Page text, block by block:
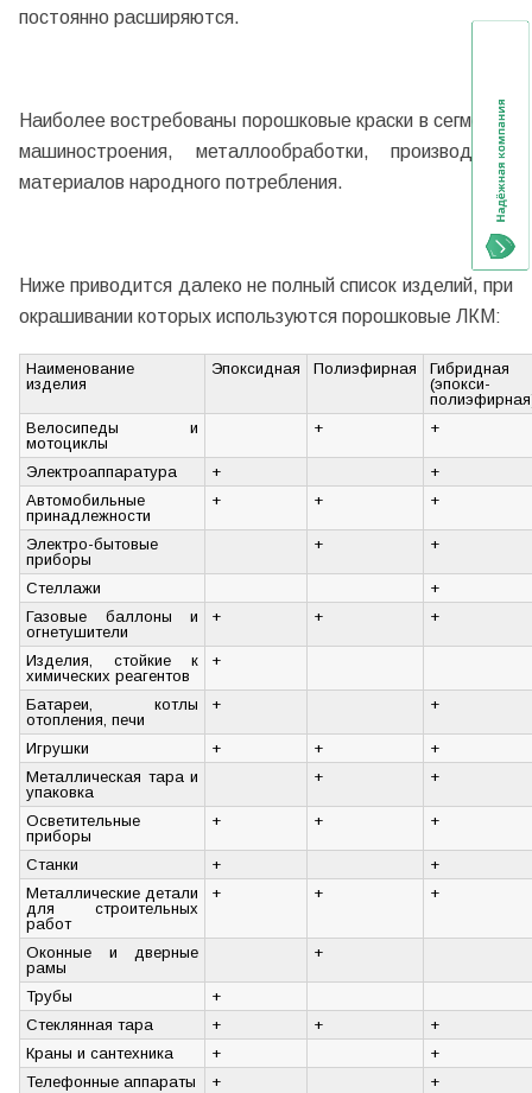
постоянно расширяются.
Наиболее востребованы порошковые краски в сегменте
машиностроения, металлообработки, производстве
материалов народного потребления.
Ниже приводится далеко не полный список изделий, при
окрашивании которых используются порошковые ЛКМ:
Наименование
изделия
Эпоксидная Полиэфирная
Гибридная
(эпокси-
Велосипеды и
мотоциклы
+ +
Электроаппаратура +
+
Автомобильные
принадлежности
+ + +
Электро-бытовые
приборы
+ +
Стеллажи
+
Газовые баллоны и
огнетушители
+ + +
Изделия, стойкие к
химических реагентов
+
Батареи, котлы
отопления, печи
+ +
Игрушки + +
+
Металлическая тара и
упаковка
+ +
Осветительные
приборы
+ + +
Станки +
+
Металлические детали
для строительных
работ
+ + +
Оконные и дверные
рамы
+
Трубы
+
Стеклянная тара
+ +
+
Краны и сантехника
+
+
Телефонные аппараты
+
+